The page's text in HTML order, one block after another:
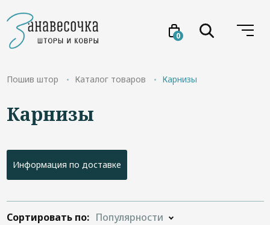
0
Услуги
Проекты
Пошив штор Каталог товаров Карнизы
Карнизы
Информация по доставке
Сортировать по: Популярности